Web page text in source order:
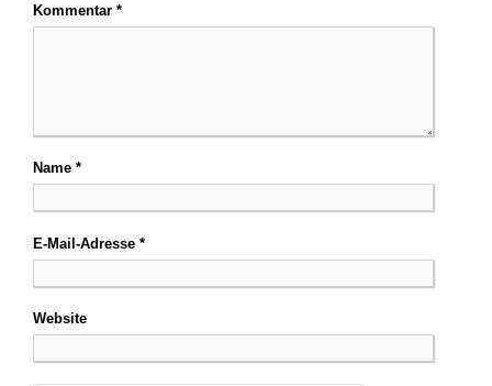
Kommentar *
Name *
E-Mail-Adresse *
Website